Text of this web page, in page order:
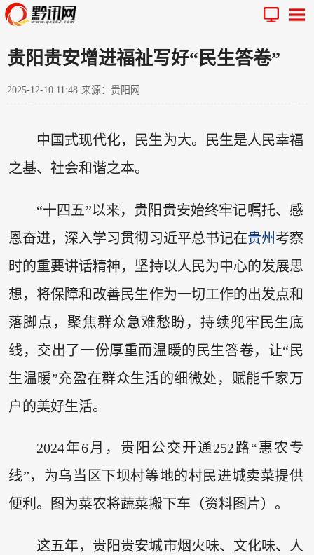
贵阳贵安增进福祉写好“民生答卷”
2025-12-10 11:48 来源：贵阳网
中国式现代化，民生为大。民生是人民幸福
之基、社会和谐之本。
“十四五”以来，贵阳贵安始终牢记嘱托、感
恩奋进，深入学习贯彻习近平总书记在贵州 考察
时的重要讲话精神，坚持以人民为中心的发展思
想，将保障和改善民生作为一切工作的出发点和
落脚点，聚焦群众急难愁盼，持续兜牢民生底
线，交出了一份厚重而温暖的民生答卷，让“民
生温暖”充盈在群众生活的细微处，赋能千家万
户的美好生活。
2024年6月，贵阳公交开通252路“惠农专
线”，为乌当区下坝村等地的村民进城卖菜提供
便利。图为菜农将蔬菜搬下车（资料图片）。
这五年，贵阳贵安城市烟火味、文化味、人